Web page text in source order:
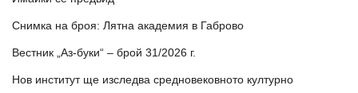
Снимка на броя: Лятна академия в Габрово
Вестник „Аз-буки“ – брой 31/2026 г.
Нов институт ще изследва средновековното културно